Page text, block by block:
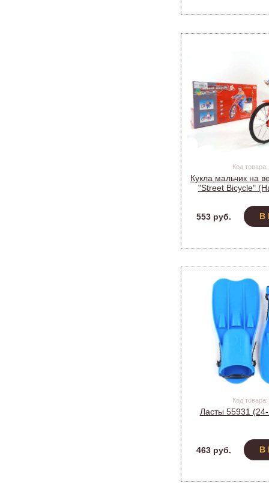
Код
Кукла мальчик на
"Street Bicycle"
553 руб.
В
Код
Ласты 55931
463 руб. В